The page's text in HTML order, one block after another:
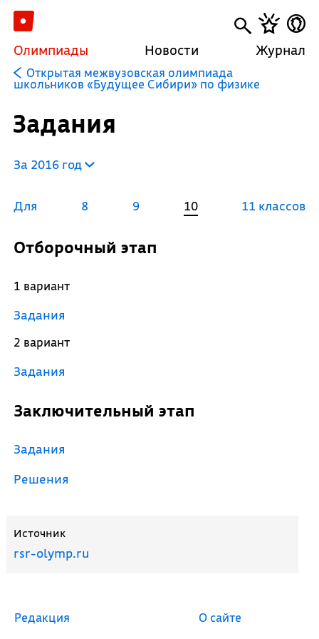
Олимпиады Новости Журнал
Открытая межвузовская олимпиада
школьников «Будущее Сибири» по физике
Задания
За 2016 год
Для 8 9 10 11 классов
Отборочный этап
1 вариант
Задания
2 вариант
Задания
Заключительный этап
Задания
Решения
Источник
rsr-olymp.ru
Редакция
О сайте